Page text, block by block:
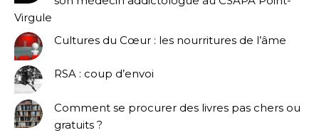
Virgule
Cultures du Cœur : les nourritures de l’âme
RSA : coup d’envoi
Comment se procurer des livres pas chers ou
gratuits ?